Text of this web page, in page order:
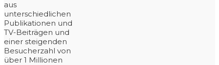
aus
unterschiedlichen
Publikationen und
TV-Beiträgen und
einer steigenden
Besucherzahl von
über 1 Millionen